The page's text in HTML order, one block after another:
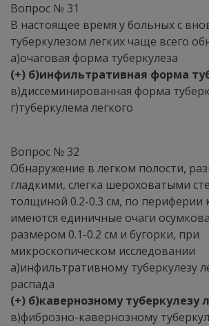
Вопрос № 31
В настоящее время у больных с
туберкулезом легких чаще всего
а)очаговая форма туберкулеза
(+) б)инфильтративная форма
в)диссеминированная форма
г)туберкулема легкого
Вопрос № 32
Обнаружение в легком полости,
гладкими, слегка шероховатыми
толщиной 0.2-0.3 см, по периферии
имеются единичные очаги
размером 0.1-0.2 см и бугорки, при
микроскопическом исследовании
а)инфильтративному туберкулезу
распада
(+) б)кавернозному туберкулезу
в)фиброзно-кавернозному